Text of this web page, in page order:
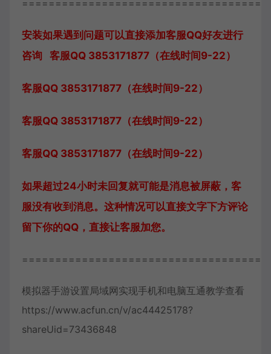
安装如果遇到问题可以直接添加客服QQ好友进行
咨询 客服QQ 3853171877（在线时间9-22）
客服QQ 3853171877（在线时间9-22）
客服QQ 3853171877（在线时间9-22）
客服QQ 3853171877（在线时间9-22）
如果超过24小时未回复就可能是消息被屏蔽，客
服没有收到消息。这种情况可以直接文字下方评论
留下你的QQ，直接让客服加您。
模拟器手游设置局域网实现手机和电脑互通教学查看
https://www.acfun.cn/v/ac44425178?
shareUid=73436848